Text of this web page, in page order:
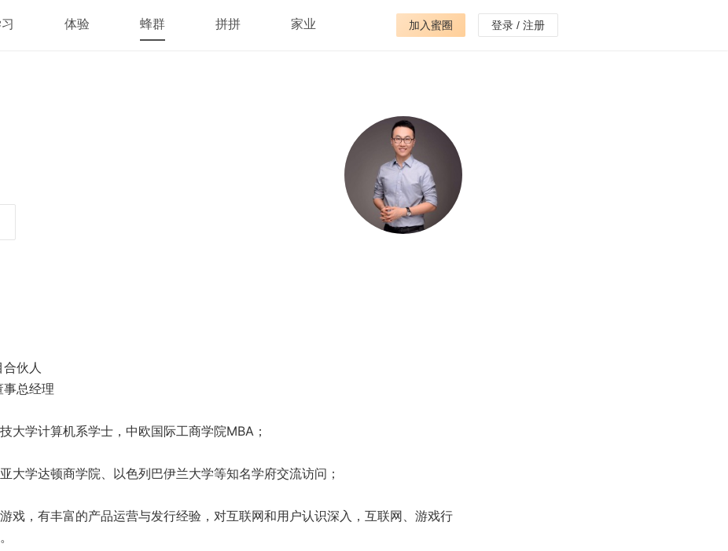
体验 蜂群 拼拼 家业 加入蜜圈 登录 / 注册
伙人
总经理
大学计算机系学士，中欧国际工商学院MBA；
大学达顿商学院、以色列巴伊兰大学等知名学府交流访问；
戏，有丰富的产品运营与发行经验，对互联网和用户认识深入，互联网、游戏行